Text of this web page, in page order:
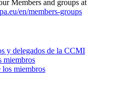
Members and groups at
en/members-groups
y delegados de la CCMI
miembros
los miembros